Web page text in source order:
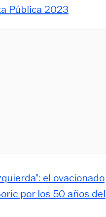
Pública 2023
el ovacionado
por los 50 años del